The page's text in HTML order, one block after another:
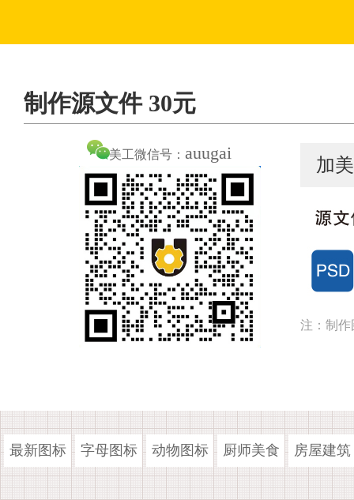
制作源文件 30元
美工微信号： auugai
加
注：制作
最新图标 字母图标 动物图标 厨师美食 房屋建筑